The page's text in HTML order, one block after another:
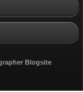
Blogsite